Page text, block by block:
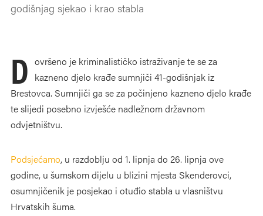
godišnjag sjekao i krao stabla
D ovršeno je kriminalističko istraživanje te se za
kazneno djelo krađe sumnjiči 41-godišnjak iz
Brestovca. Sumnjiči ga se za počinjeno kazneno djelo krađe
te slijedi posebno izvješće nadležnom državnom
odvjetništvu.
Podsjećamo, u razdoblju od 1. lipnja do 26. lipnja ove
godine, u šumskom dijelu u blizini mjesta Skenderovci,
osumnjičenik je posjekao i otuđio stabla u vlasništvu
Hrvatskih šuma.